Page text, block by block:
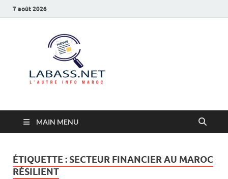
7 août 2026
MAIN MENU
ÉTIQUETTE : SECTEUR FINANCIER AU MAROC
RÉSILIENT